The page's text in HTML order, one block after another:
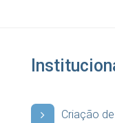
Criação